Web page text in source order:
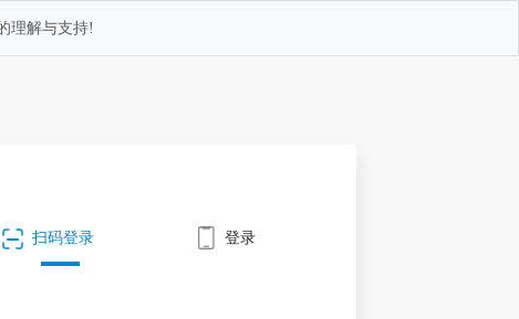
理解与支持!
扫码登录 登录